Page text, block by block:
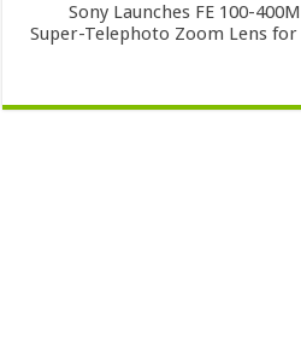
Sony Launches FE 100-
Super-Telephoto Zoom Lens